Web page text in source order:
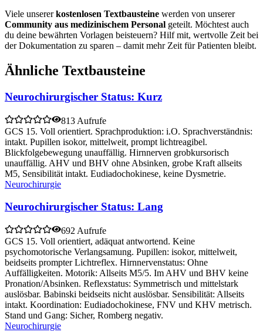
Viele unsererkostenlosen Textbausteine werden von unserer
Community aus medizinischem Personal geteilt. Möchtest auch
du deine bewährten Vorlagen beisteuern? Hilf mit, wertvolle Zeit bei
der Dokumentation zu sparen – damit mehr Zeit für Patienten bleibt.
Ähnliche Textbausteine
Neurochirurgischer Status: Kurz
813 Aufrufe
GCS 15. Voll orientiert. Sprachproduktion: i.O. Sprachverständnis:
intakt. Pupillen isokor, mittelweit, prompt lichtreagibel.
Blickfolgebewegung unauffällig. Hirnnerven grobkursorisch
unauffällig. AHV und BHV ohne Absinken, grobe Kraft allseits
M5, Sensibilität intakt. Eudiadochokinese, keine Dysmetrie.
Neurochirurgie
Neurochirurgischer Status: Lang
692 Aufrufe
GCS 15. Voll orientiert, adäquat antwortend. Keine
psychomotorische Verlangsamung. Pupillen: isokor, mittelweit,
beidseits prompter Lichtreflex. Hirnnervenstatus: Ohne
Auffälligkeiten. Motorik: Allseits M5/5. Im AHV und BHV keine
Pronation/Absinken. Reflexstatus: Symmetrisch und mittelstark
auslösbar. Babinski beidseits nicht auslösbar. Sensibilität: Allseits
intakt. Koordination: Eudiadochokinese, FNV und KHV metrisch.
Stand und Gang: Sicher, Romberg negativ.
Neurochirurgie